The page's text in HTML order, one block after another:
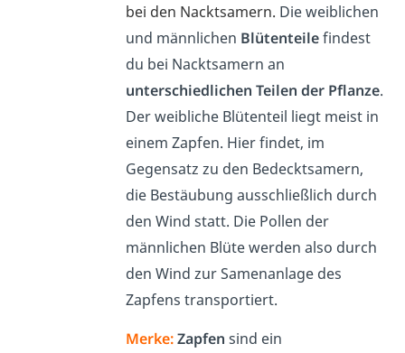
bei den Nacktsamern. Die weiblichen
und männlichen Blütenteilefindest
du bei Nacktsamern an
unterschiedlichen Teilen der Pflanze.
Der weibliche Blütenteil liegt meist in
einem Zapfen. Hier findet, im
Gegensatz zu den Bedecktsamern,
die Bestäubung ausschließlich durch
den Wind statt. Die Pollen der
männlichen Blüte werden also durch
den Wind zur Samenanlage des
Zapfens transportiert.
Merke:Zapfen sind ein